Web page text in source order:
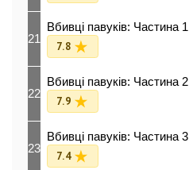
21
Вбивці павуків: Частина 1
7.8
22
Вбивці павуків: Частина 2
7.9
23
Вбивці павуків: Частина 3
7.4